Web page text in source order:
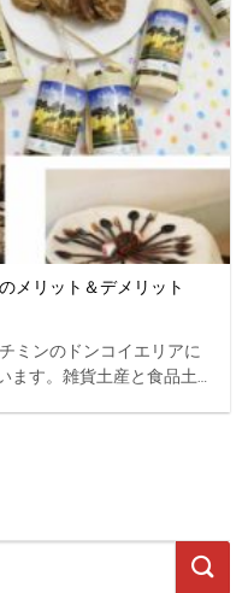
メリット＆デメリット
ミンのドンコイエリアに
ます。雑貨土産と食品土